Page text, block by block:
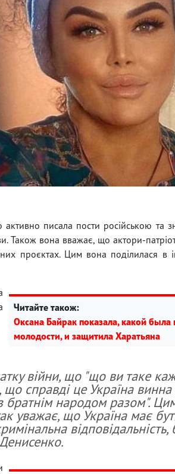
писала пости російською та
Також вона вважає, що актори-
проєктах. Цим вона поділилася в
Читайте також:
Оксана Байрак показала, какой была
молодости, и защитила Харатьяна
війни, що "що ви таке
справді це Україна винна
братнім народом разом".
уважає, що Україна має
відповідальність,